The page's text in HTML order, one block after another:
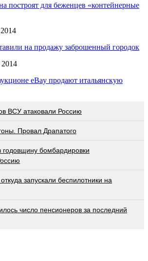
построят для беженцев «контейнерные
на продажу заброшенный городок
eBay продают итальянскую
ВСУ атаковали Россию
Провал Драпатого
бомбардировки
запускали беспилотники на
число пенсионеров за последний